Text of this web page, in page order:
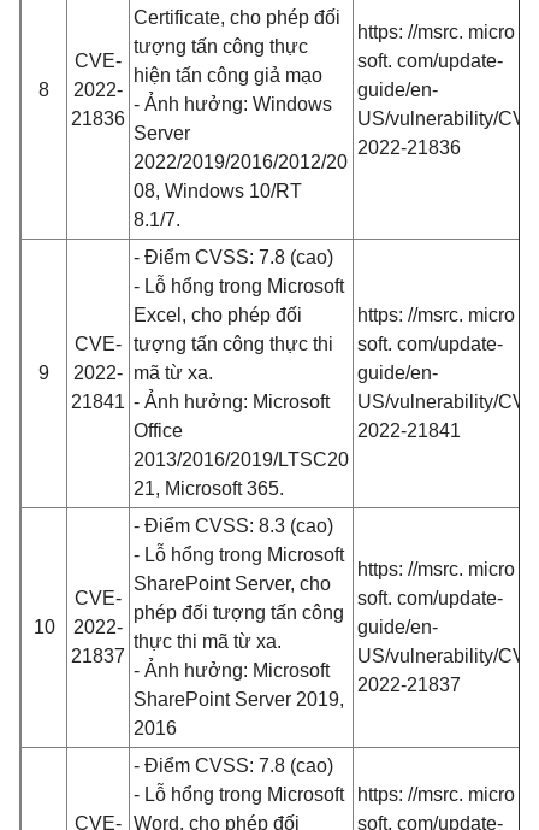
8
CVE-
2022-
21836
Certificate, cho phép đối
tượng tấn công thực
hiện tấn công giả mạo
- Ảnh hưởng: Windows
Server
2022/2019/2016/2012/20
08, Windows 10/RT
8.1/7.
https: //msrc. micro
soft. com/update-
guide/en-
US/vulnerability/
2022-21836
9
CVE-
2022-
21841
- Điểm CVSS: 7.8 (cao)
- Lỗ hổng trong Microsoft
Excel, cho phép đối
tượng tấn công thực thi
mã từ xa.
- Ảnh hưởng: Microsoft
Office
2013/2016/2019/LTSC20
21, Microsoft 365.
https: //msrc. micro
soft. com/update-
guide/en-
US/vulnerability/
2022-21841
10
CVE-
2022-
21837
- Điểm CVSS: 8.3 (cao)
- Lỗ hổng trong Microsoft
SharePoint Server, cho
phép đối tượng tấn công
thực thi mã từ xa.
- Ảnh hưởng: Microsoft
SharePoint Server 2019,
2016
https: //msrc. micro
soft. com/update-
guide/en-
US/vulnerability/
2022-21837
CVE-
- Điểm CVSS: 7.8 (cao)
- Lỗ hổng trong Microsoft
Word, cho phép đối
https: //msrc. micro
soft. com/update-